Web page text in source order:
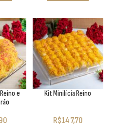
e
Kit Minilícia Reino
R$147,70